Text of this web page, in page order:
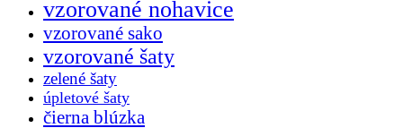
vzorované nohavice
vzorované sako
vzorované šaty
zelené šaty
úpletové šaty
čierna blúzka